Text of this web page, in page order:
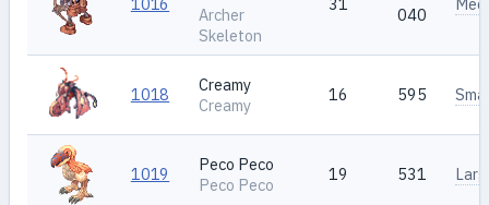
Archer
Skeleton
040
1018
Creamy
Creamy
16 595
1019
Peco Peco
Peco Peco
19 531